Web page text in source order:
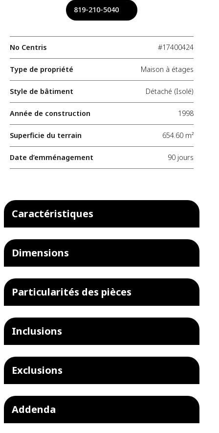
819-210-5040
No Centris #17400424
Type de propriété Maison à étages
Style de bâtiment Détaché (Isolé)
Année de construction 1998
Superficie du terrain 654.60 m²
Date d’emménagement 90 jours
Caractéristiques
Dimensions
Particularités des pièces
Inclusions
Exclusions
Addenda